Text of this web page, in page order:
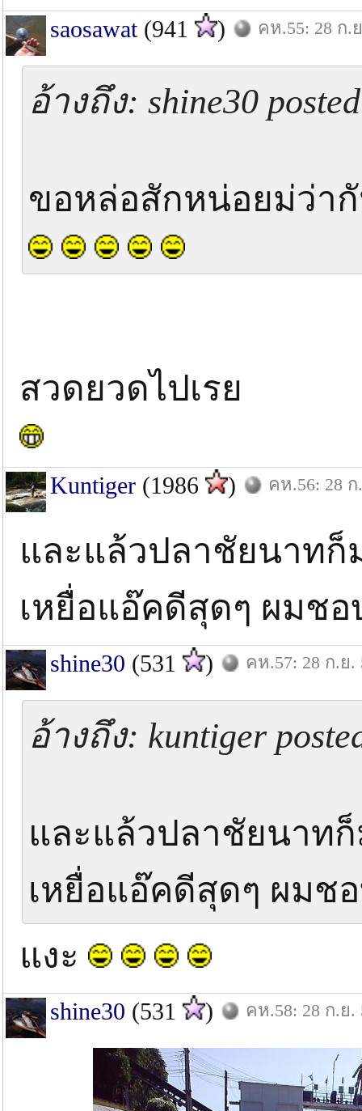
saosawat(941 ) คห.55: 28 ก.
อ้างถึง: shine30
ขอหล่อสักหน่อยม่ว่า
สวดยวดไปเรย
Kuntiger (1986 ) คห.56: 28 ก
และแล้วปลาชัยนาท
เหยื่อแอ๊คดีสุดๆ ผมช
shine30 (531 ) คห.57: 28 ก.ย.
อ้างถึง: kuntiger
และแล้วปลาชัยนาท
เหยื่อแอ๊คดีสุดๆ ผมช
แงะ
shine30 (531 ) คห.58: 28 ก.ย.